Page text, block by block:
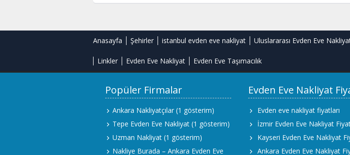
Anasayfa Şehirler istanbul evden eve nakliyat Uluslararası Evden Eve
Linkler Evden Eve Nakliyat Evden Eve Taşımacılık
Popüler Firmalar
Ankara Nakliyatçılar (1 gösterim)
Tepe Evden Eve Nakliyat (1 gösterim)
Uzman Nakliyat (1 gösterim)
Nakliye Burada – Ankara Evden Eve
Evden Eve Nakliyat
Evden eve nakliyat fiyatları
İzmir Evden Eve Nakliyat
Kayseri Evden Eve Nakliyat
Ankara Evden Eve Nakliyat